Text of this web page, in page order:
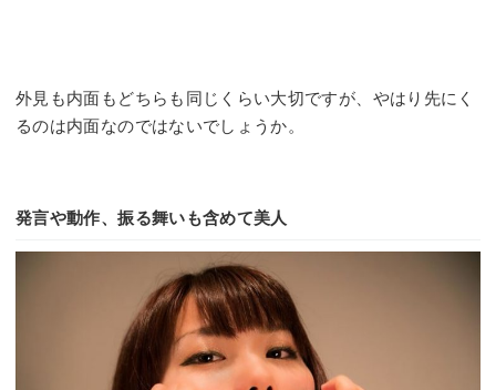
外見も内面もどちらも同じくらい大切ですが、やはり先にく
るのは内面なのではないでしょうか。
発言や動作、振る舞いも含めて美人